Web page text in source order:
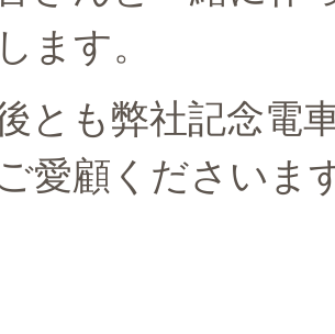
ます。
とも弊社記念電
愛顧くださいま